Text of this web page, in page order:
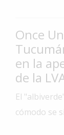
Gastronomía
Salud
Interés
General
La
Ciudad
Once
en la
de la
El
cómodo se